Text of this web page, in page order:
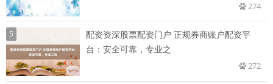
274
5
配资资深股票配资门户 正规券商账户配资平
台：安全可靠，专业之
272